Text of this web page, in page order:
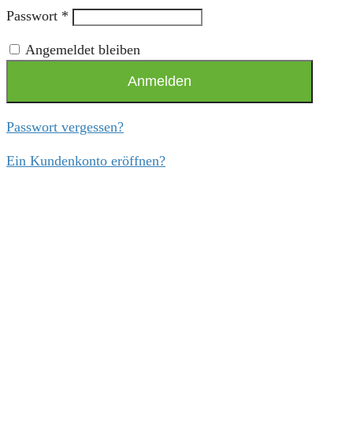
Passwort *
Angemeldet bleiben
Anmelden
Passwort vergessen?
Ein Kundenkonto eröffnen?